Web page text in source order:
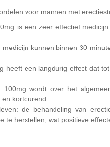
voor mannen met
is een zeer effectief
kunnen binnen 30
heeft een langdurig effect dat
100mg wordt over het
kortdurend.
de behandeling van
te herstellen, wat positieve